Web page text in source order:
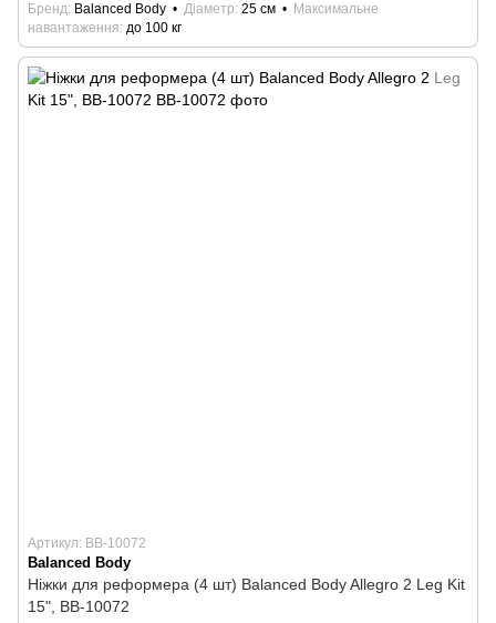
Бренд Balanced Body Діаметр 25 см
Максимальне
навантаження до 100 кг
Артикул: BB-10072
Balanced Body
Ніжки для реформера (4 шт) Balanced Body Allegro 2 Leg Kit
15", BB-10072